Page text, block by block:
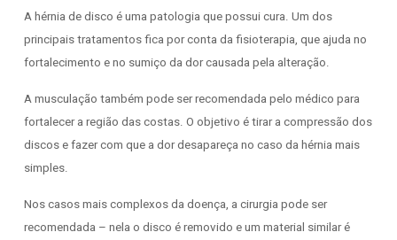
A hérnia de disco é uma patologia que possui cura. Um dos
principais tratamentos fica por conta da fisioterapia, que ajuda no
fortalecimento e no sumiço da dor causada pela alteração.
A musculação também pode ser recomendada pelo médico para
fortalecer a região das costas. O objetivo é tirar a compressão dos
discos e fazer com que a dor desapareça no caso da hérnia mais
simples.
Nos casos mais complexos da doença, a cirurgia pode ser
recomendada – nela o disco é removido e um material similar é